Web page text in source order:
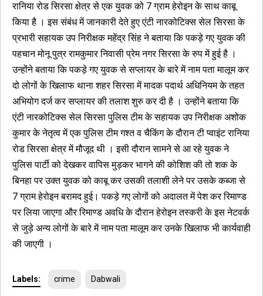
रानिया रोड सिरसा क्षेत्र से एक युवक को 7 ग्राम हेरोइन के साथ काबू
किया है । इस संबंध में जानकारी देते हुए एंटी नारकोटिक्स सेल सिरसा के
प्रभारी सहायक उप निरीक्षक महेंद्र सिंह ने बताया कि पकड़े गए युवक की
पहचान मोनू पुत्र रामकुमार निवासी प्रेम नगर सिरसा के रुप में हुई है ।
उन्होंने बताया कि पकड़े गए युवक से सप्लायर के बारे में नाम पता मालूम कर
दो लोगों के खिलाफ थाना शहर सिरसा में मादक पदार्थ अधिनियम के तहत
अभियोग दर्ज कर सप्लायर की तलाश शुरु कर दी है । उन्होंने बताया कि
एंटी नारकोटिक्स सेल सिरसा पुलिस टीम के सहायक उप निरीक्षक अशोक
कुमार के नेतृत्व में एक पुलिस टीम गश्त व चैकिंग के दौरान टी प्वाइंट रानिया
रोड सिरसा क्षेत्र में मौजूद थी । इसी दौरान सामने से आ रहे युवक ने
पुलिस पार्टी को देखकर वापिस मुड़कर भागने की कोशिश की तो शक के
बिनहा पर उक्त युवक को काबू कर उसकी तलाशी लेने पर उसके कब्जा से
7 ग्राम हेरोइन बरामद हुई। पकड़े गए लोगों को अदालत में पेश कर रिमाण्ड
पर लिया जाएगा और रिमाण्ड अवधि के दौरान हेरोइन तस्करी के इस नेटवर्क
से जुड़े अन्य लोगों के बारे में नाम पता मालूम कर उनके खिलाफ भी कार्यवाही
की जाएगी ।
Labels: crime Dabwali